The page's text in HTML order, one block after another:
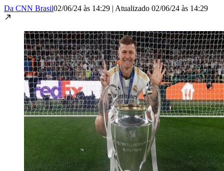
Da CNN Brasil02/06/24 às 14:29 | Atualizado 02/06/24 às 14:29